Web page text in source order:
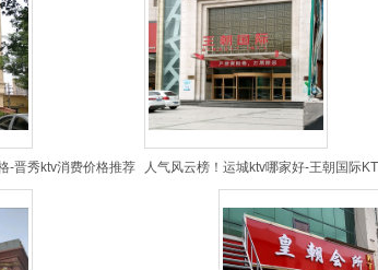
-晋秀ktv消费价格推荐 人气风云榜！运城ktv哪家好-王朝国际